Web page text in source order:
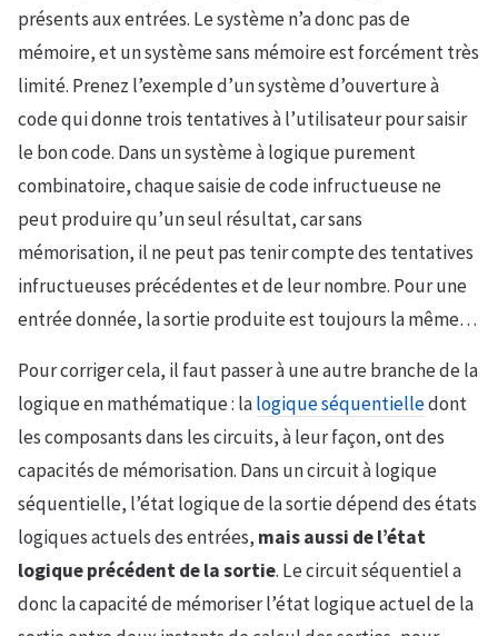
présents aux entrées. Le système n’a donc pas de
mémoire, et un système sans mémoire est forcément très
limité. Prenez l’exemple d’un système d’ouverture à
code qui donne trois tentatives à l’utilisateur pour saisir
le bon code. Dans un système à logique purement
combinatoire, chaque saisie de code infructueuse ne
peut produire qu’un seul résultat, car sans
mémorisation, il ne peut pas tenir compte des tentatives
infructueuses précédentes et de leur nombre. Pour une
entrée donnée, la sortie produite est toujours la même…
Pour corriger cela, il faut passer à une autre branche de la
logique en mathématique : lalogique séquentielledont
les composants dans les circuits, à leur façon, ont des
capacités de mémorisation. Dans un circuit à logique
séquentielle, l’état logique de la sortie dépend des états
logiques actuels des entrées, mais aussi de l’état
logique précédent de la sortie. Le circuit séquentiel a
donc la capacité de mémoriser l’état logique actuel de la